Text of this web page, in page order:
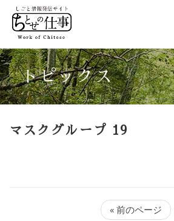
トピックス
マスクグループ 19
« 前のページ